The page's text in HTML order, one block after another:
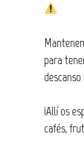
para
¡Allí os
cafés,